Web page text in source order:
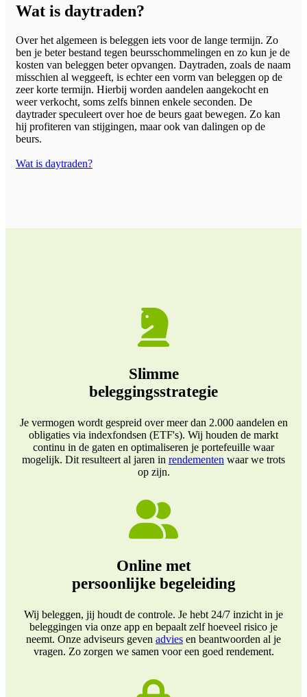
Wat is daytraden?
Over het algemeen is beleggen iets voor de lange termijn. Zo
ben je beter bestand tegen beursschommelingen en zo kun je de
kosten van beleggen beter opvangen. Daytraden, zoals de naam
misschien al weggeeft, is echter een vorm van beleggen op de
zeer korte termijn. Hierbij worden aandelen aangekocht en
weer verkocht, soms zelfs binnen enkele seconden. De
daytrader speculeert over hoe de beurs gaat bewegen. Zo kan
hij profiteren van stijgingen, maar ook van dalingen op de
beurs.
Wat is daytraden?
Slimme
beleggingsstrategie
Je vermogen wordt gespreid over meer dan 2.000 aandelen en
obligaties via indexfondsen (ETF's). Wij houden de markt
continu in de gaten en optimaliseren je portefeuille waar
mogelijk. Dit resulteert al jaren in rendementen waar we trots
op zijn.
Online met
persoonlijke begeleiding
Wij beleggen, jij houdt de controle. Je hebt 24/7 inzicht in je
beleggingen via onze app en bepaalt zelf hoeveel risico je
neemt. Onze adviseurs geven advies en beantwoorden al je
vragen. Zo zorgen we samen voor een goed rendement.